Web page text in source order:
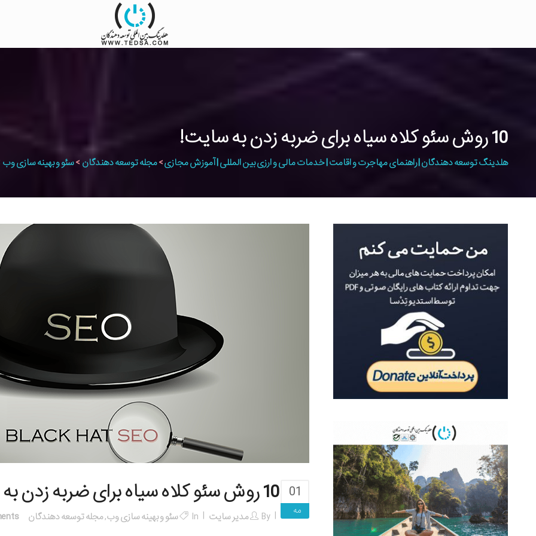
10 روش سئو کلاه سیاه برای ضربه زدن به سایت!
هلدینگ توسعه دهندگان | راهنمای مهاجرت و اقامت | خدمات مالی و ارزی بین المللی | آموزش مجازی>مجله توسعه دهندگان >سئو و بهینه سازی وب
01
مه
10 روش سئو کلاه سیاه برای ضربه زدن به سایت!
By مدیر سایت In سئو و بهینه سازی وب,مجله توسعه دهندگان